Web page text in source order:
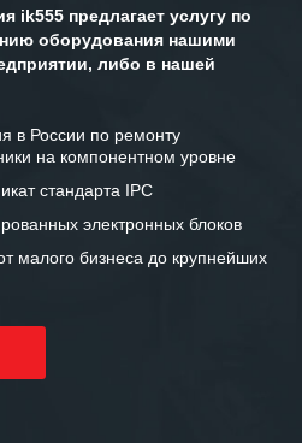
ik555 предлагает услугу по
оборудования нашими
либо в нашей
в России по ремонту
на компонентном уровне
стандарта IPC
электронных блоков
малого бизнеса до крупнейших